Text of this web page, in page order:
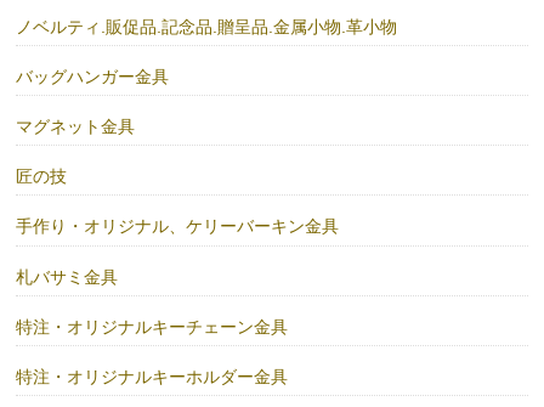
ノベルティ.販促品.記念品.贈呈品.金属小物.革小物
バッグハンガー金具
マグネット金具
匠の技
手作り・オリジナル、ケリーバーキン金具
札バサミ金具
特注・オリジナルキーチェーン金具
特注・オリジナルキーホルダー金具